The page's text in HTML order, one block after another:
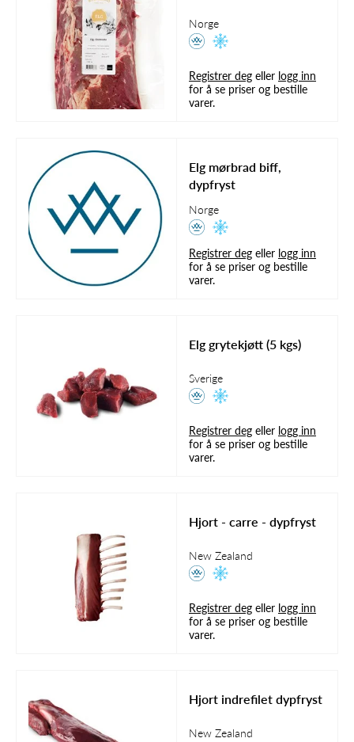
Norge
Registrer deg eller logg inn
for å se priser og bestille
varer.
Elg mørbrad biff,
dypfryst
Norge
Registrer deg eller logg inn
for å se priser og bestille
varer.
Elg grytekjøtt (5 kgs)
Sverige
Registrer deg eller logg inn
for å se priser og bestille
varer.
Hjort - carre - dypfryst
New Zealand
Registrer deg eller logg inn
for å se priser og bestille
varer.
Hjort indrefilet dypfryst
New Zealand